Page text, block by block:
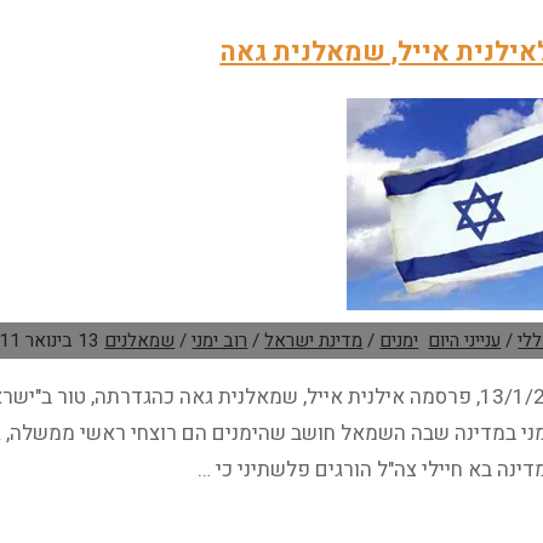
אמצעי
אייל, שמאלנית גאה
/ ענייני היום ימנים / מדינת ישראל/ רוב ימני/ שמאלנים 13 בינואר 2011
היום, 13/1/2011, פרסמה אילנית אייל, שמאלנית גאה כהגדרתה,
במדינה שבה השמאל חושב שהימנים הם רוצחי ראשי ממשלה,
בא חיילי צה"ל הורגים פלשתיני כי …